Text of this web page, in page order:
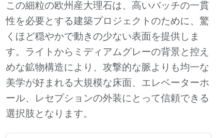
この細粒の欧州産大理石は、高いバッチの一貫
性を必要とする建築プロジェクトのために、驚
くほど穏やかで動きの少ない表面を提供しま
す。ライトからミディアムグレーの背景と控え
めな鉱物構造により、攻撃的な脈よりも均一な
美学が好まれる大規模な床面、エレベーターホ
ール、レセプションの外装にとって信頼できる
選択肢となります。